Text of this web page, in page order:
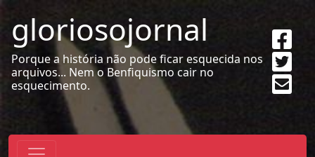
gloriosojornal
Porque a história não pode ficar esquecida nos
arquivos... Nem o Benfiquismo cair no
esquecimento.
on